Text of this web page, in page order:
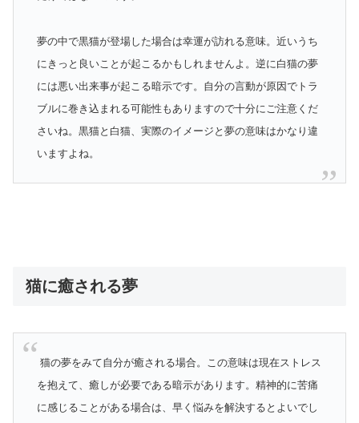
夢の中で黒猫が登場した場合は幸運が訪れる意味。近いうち
にきっと良いことが起こるかもしれませんよ。逆に白猫の夢
には悪い出来事が起こる暗示です。自分の言動が原因でトラ
ブルに巻き込まれる可能性もありますので十分にご注意くだ
さいね。黒猫と白猫、実際のイメージと夢の意味はかなり違
いますよね。
猫に癒される夢
猫の夢をみて自分が癒される場合。この意味は現在ストレス
を抱えて、癒しが必要である暗示があります。精神的に苦痛
に感じることがある場合は、早く悩みを解決するとよいでし